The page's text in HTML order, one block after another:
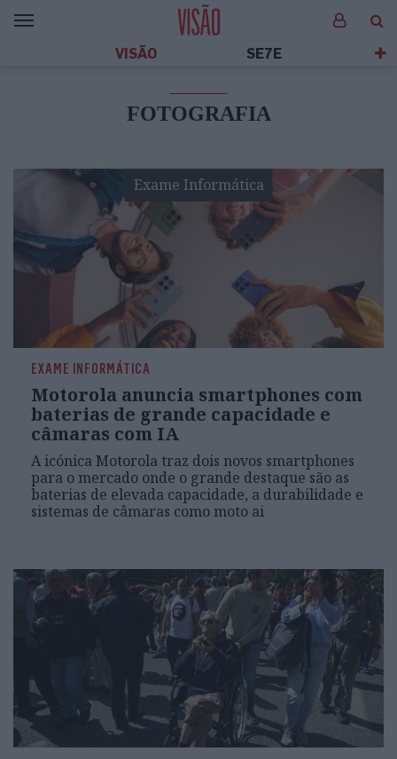
VISÃO SE7E
FOTOGRAFIA
Exame Informática
EXAME INFORMÁTICA
Motorola anuncia smartphones com
baterias de grande capacidade e
câmaras com IA
A icónica Motorola traz dois novos smartphones
para o mercado onde o grande destaque são as
baterias de elevada capacidade, a durabilidade e
sistemas de câmaras como moto ai